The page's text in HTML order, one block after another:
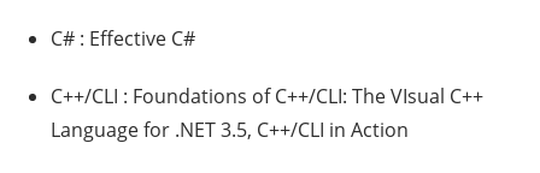
C# : Effective C#
C++/CLI : Foundations of C++/CLI: The VIsual C++
Language for .NET 3.5, C++/CLI in Action